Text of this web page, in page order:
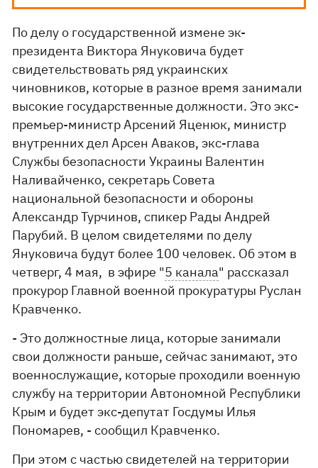
По делу о государственной измене эк-
президента Виктора Януковича будет
свидетельствовать ряд украинских
чиновников, которые в разное время занимали
высокие государственные должности. Это экс-
премьер-министр Арсений Яценюк, министр
внутренних дел Арсен Аваков, экс-глава
Службы безопасности Украины Валентин
Наливайченко, секретарь Совета
национальной безопасности и обороны
Александр Турчинов, спикер Рады Андрей
Парубий. В целом свидетелями по делу
Януковича будут более 100 человек. Об этом в
четверг, 4 мая, в эфире "5 канала" рассказал
прокурор Главной военной прокуратуры Руслан
Кравченко.
- Это должностные лица, которые занимали
свои должности раньше, сейчас занимают, это
военнослужащие, которые проходили военную
службу на территории Автономной Республики
Крым и будет экс-депутат Госдумы Илья
Пономарев, - сообщил Кравченко.
При этом с частью свидетелей на территории